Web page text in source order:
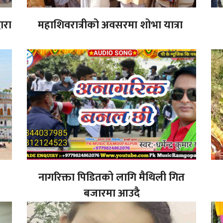
महाशिवरात्रीको अवसरमा शोभा यात्रा
नागरिक्ता पिडितको लागि मैथिली गित
बजारमा आउदै